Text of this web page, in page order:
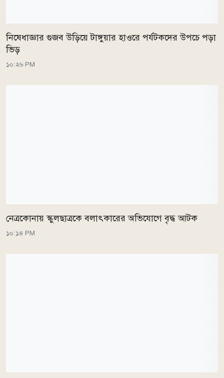
নিষেধাজ্ঞার গুজব উড়িয়ে টাঙ্গুয়ার হাওরে পর্যটকদের উপচে পড়া
ভিড়
১০:২৬ PM
নেত্রকোনায় স্কুলছাত্রকে বলাৎকারের অভিযোগে বৃদ্ধ আটক
১০:১৪ PM